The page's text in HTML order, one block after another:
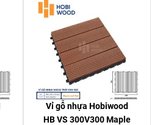
Vỉ gỗ nhựa Hobiwood
HB VS 300V300 Maple